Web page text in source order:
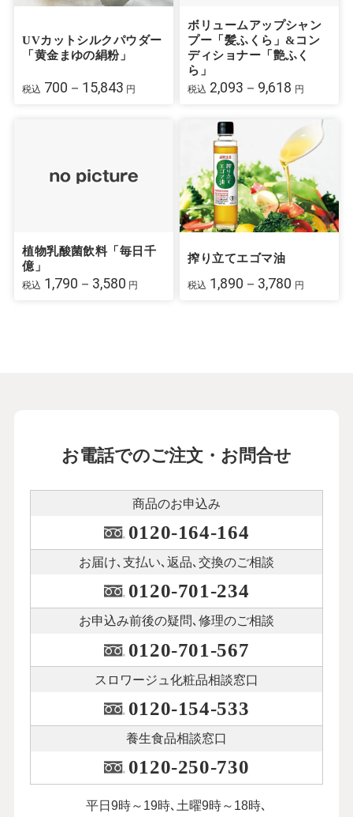
UVカットシルクパウダー
「黄金まゆの絹粉」
税込 700－15,843 円
ボリュームアップシャン
プー「髪ふくら」&コン
ディショナー「艶ふく
ら」
税込 2,093－9,618 円
植物乳酸菌飲料「毎日千
億」
税込 1,790－3,580 円
搾り立てエゴマ油
税込 1,890－3,780 円
お電話でのご注文・お問合せ
商品のお申込み
0120-164-164
お届け､支払い､ 返品､交換のご相談
0120-701-234
お申込み前後の疑問､修理のご相談
0120-701-567
スロワージュ化粧品相談窓口
0120-154-533
養生食品相談窓口
0120-250-730
平日9時～19時､土曜9時～18時､